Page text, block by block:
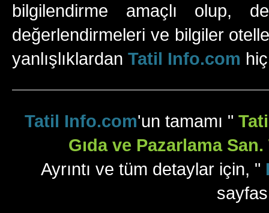
bilgilendirme amaçlı olup,
değerlendirmeleri ve bilgiler
yanlışlıklardan Tatil Info.com
Tatil Info.com'un tamamı "
Gıda ve Pazarlama
Ayrıntı ve tüm detaylar için, "